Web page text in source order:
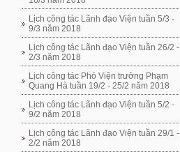
Lịch công tác Lãnh đạo Viện tuần 5/3 -
9/3 năm 2018
Lịch công tác Lãnh đạo Viện tuần 26/2 -
2/3 năm 2018
Lịch công tác Phó Viện trưởng Phạm
Quang Hà tuần 19/2 - 25/2 năm 2018
Lịch công tác Lãnh đạo Viện tuần 5/2 -
9/2 năm 2018
Lịch công tác Lãnh đạo Viện tuần 29/1 -
2/2 năm 2018